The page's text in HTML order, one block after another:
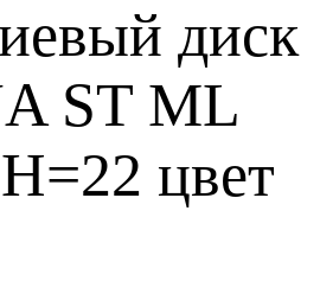
диск
ST ML
цвет